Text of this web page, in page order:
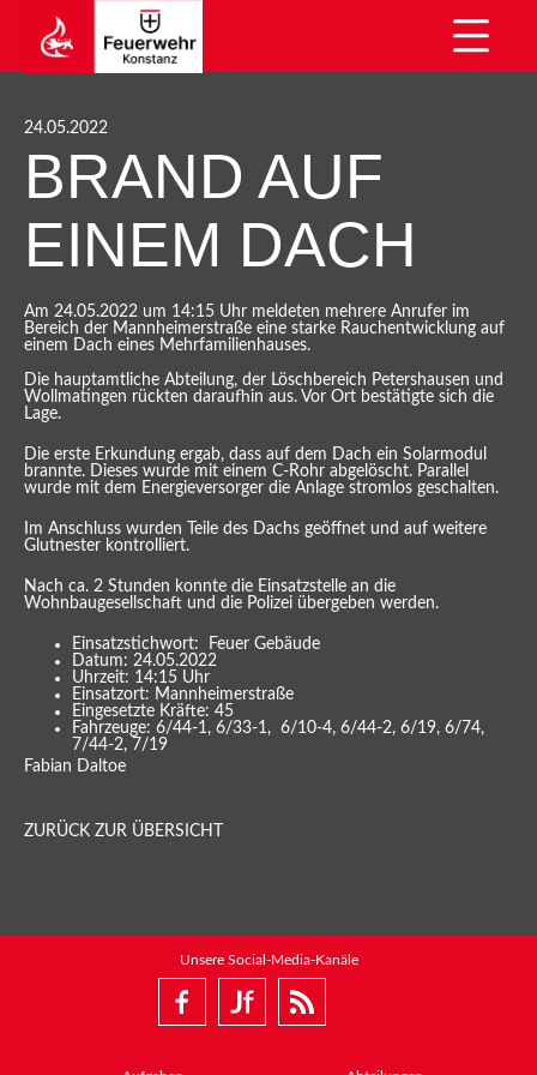
24.05.2022
BRAND AUF
EINEM DACH
Am 24.05.2022 um 14:15 Uhr meldeten mehrere Anrufer im
Bereich der Mannheimerstraße eine starke Rauchentwicklung auf
einem Dach eines Mehrfamilienhauses.
Die hauptamtliche Abteilung, der Löschbereich Petershausen und
Wollmatingen rückten daraufhin aus. Vor Ort bestätigte sich die
Lage.
Die erste Erkundung ergab, dass auf dem Dach ein Solarmodul
brannte. Dieses wurde mit einem C-Rohr abgelöscht. Parallel
wurde mit dem Energieversorger die Anlage stromlos geschalten.
Im Anschluss wurden Teile des Dachs geöffnet und auf weitere
Glutnester kontrolliert.
Nach ca. 2 Stunden konnte die Einsatzstelle an die
Wohnbaugesellschaft und die Polizei übergeben werden.
Einsatzstichwort: Feuer Gebäude
Datum: 24.05.2022
Uhrzeit: 14:15 Uhr
Einsatzort: Mannheimerstraße
Eingesetzte Kräfte: 45
Fahrzeuge: 6/44-1, 6/33-1, 6/10-4, 6/44-2, 6/19, 6/74,
7/44-2, 7/19
Fabian Daltoe
ZURÜCK ZUR ÜBERSICHT
Unsere Social-Media-Kanäle